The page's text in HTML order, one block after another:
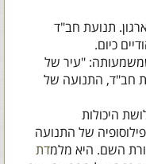
תנועת חב"ד
כיום.
שמשמעותה: "עיר של
חב"ד, התנועה של
היכולות
של התנועה
השם. היא מלמדת